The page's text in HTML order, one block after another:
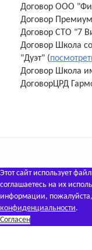
Договор ООО
Договор
Договор СТО "7
Договор Школа
"Дуэт" (
Договор Школа
ДоговорЦРД
Этот сайт использует
соглашаетесь на их
информации,
конфиденциальности.
Согласен